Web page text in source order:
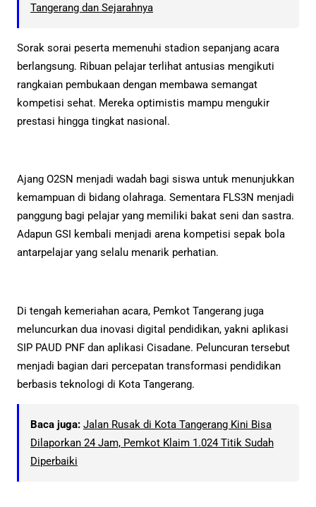
Tangerang dan Sejarahnya
Sorak sorai peserta memenuhi stadion sepanjang acara
berlangsung. Ribuan pelajar terlihat antusias mengikuti
rangkaian pembukaan dengan membawa semangat
kompetisi sehat. Mereka optimistis mampu mengukir
prestasi hingga tingkat nasional.
Ajang O2SN menjadi wadah bagi siswa untuk menunjukkan
kemampuan di bidang olahraga. Sementara FLS3N menjadi
panggung bagi pelajar yang memiliki bakat seni dan sastra.
Adapun GSI kembali menjadi arena kompetisi sepak bola
antarpelajar yang selalu menarik perhatian.
Di tengah kemeriahan acara, Pemkot Tangerang juga
meluncurkan dua inovasi digital pendidikan, yakni aplikasi
SIP PAUD PNF dan aplikasi Cisadane. Peluncuran tersebut
menjadi bagian dari percepatan transformasi pendidikan
berbasis teknologi di Kota Tangerang.
Baca juga: Jalan Rusak di Kota Tangerang Kini Bisa
Dilaporkan 24 Jam, Pemkot Klaim 1.024 Titik Sudah
Diperbaiki